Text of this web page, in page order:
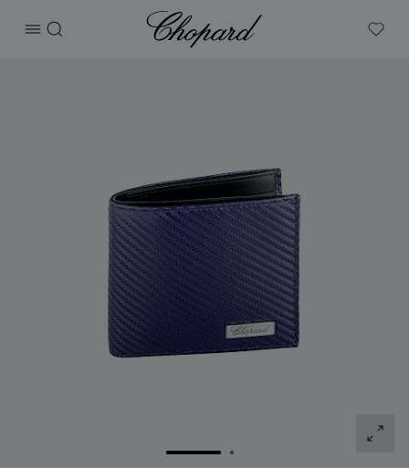
打开菜单
搜索
Chopard
My
转到幻灯片 1转到幻灯片 2